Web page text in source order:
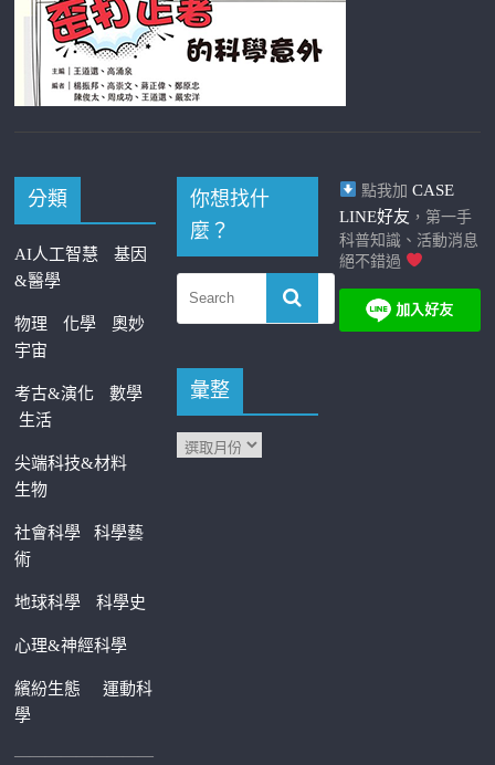
分類
AI人工智慧
基因
&醫學
物理 化學
奧妙
宇宙
考古&演化
數學
生活
尖端科技&材料
生物
社會科學科學藝
術
地球科學 科學史
心理&神經科學
繽紛生態運動科
學
—————————
你想找什
麼？
彙整
點我加 CASE
LINE好友 ，第一手
科普知識、活動消息
絕不錯過